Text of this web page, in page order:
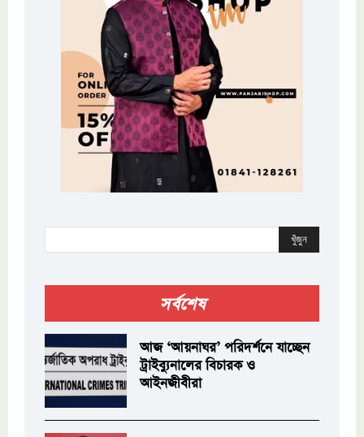
খুঁজুন
সর্বশেষ
আজ ‘আয়নাঘর’ পরিদর্শনে যাচ্ছেন
ট্রাইব্যুনালের বিচারক ও
আইনজীবীরা